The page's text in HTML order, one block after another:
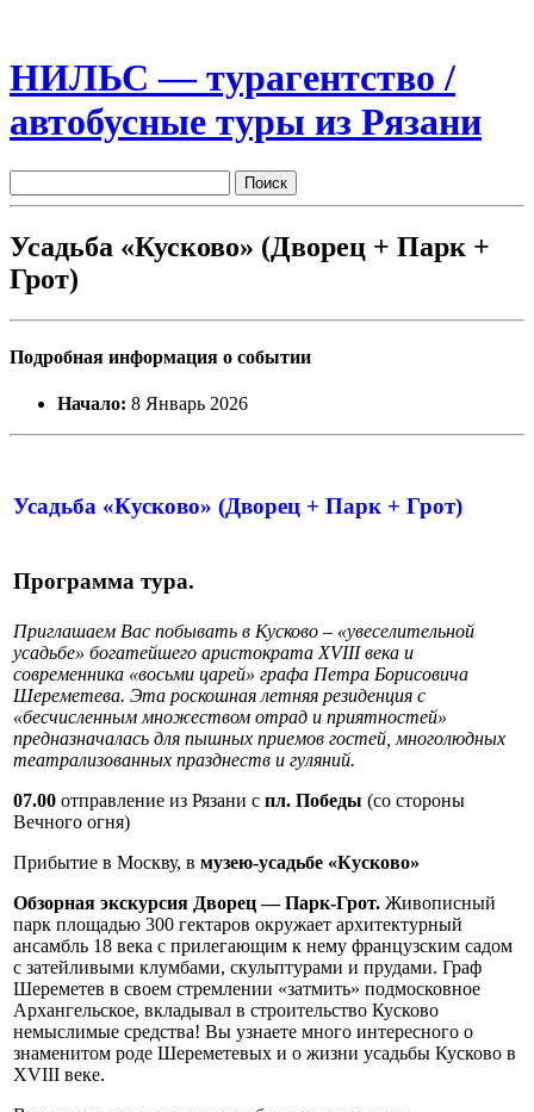
НИЛЬС — турагентство /
автобусные туры из Рязани
Усадьба «Кусково» (Дворец + Парк +
Грот)
Подробная информация о событии
Начало: 8 Январь 2026
Усадьба «Кусково» (Дворец + Парк + Грот)
Программа тура.
Приглашаем Вас побывать в Кусково – «увеселительной
усадьбе» богатейшего аристократа XVIII века и
современника «восьми царей» графа Петра Борисовича
Шереметева. Эта роскошная летняя резиденция с
«бесчисленным множеством отрад и приятностей»
предназначалась для пышных приемов гостей, многолюдных
театрализованных празднеств и гуляний.
07.00 отправление из Рязани с пл. Победы (со стороны
Вечного огня)
Прибытие в Москву, в музею-усадьбе «Кусково»
Обзорная экскурсия Дворец — Парк-Грот. Живописный
парк площадью 300 гектаров окружает архитектурный
ансамбль 18 века с прилегающим к нему французским садом
с затейливыми клумбами, скульптурами и прудами. Граф
Шереметев в своем стремлении «затмить» подмосковное
Архангельское, вкладывал в строительство Кусково
немыслимые средства! Вы узнаете много интересного о
знаменитом роде Шереметевых и о жизни усадьбы Кусково в
XVIII веке.